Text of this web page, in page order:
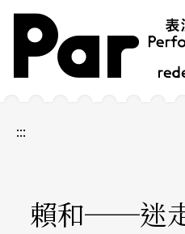
跳到主要內容區塊
網站導覽
:::
賴和──迷